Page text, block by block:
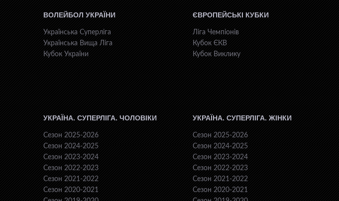
ВОЛЕЙБОЛ УКРАЇНИ
Українська Суперліга
Українська Вища Ліга
Кубок України
ЄВРОПЕЙСЬКІ КУБКИ
Ліга Чемпіонів
Кубок ЄКВ
Кубок Виклику
УКРАЇНА. СУПЕРЛІГА. ЧОЛОВІКИ
Сезон 2025-2026
Сезон 2024-2025
Сезон 2023-2024
Сезон 2022-2023
Сезон 2021-2022
Сезон 2020-2021
УКРАЇНА. СУПЕРЛІГА. ЖІНКИ
Сезон 2025-2026
Сезон 2024-2025
Сезон 2023-2024
Сезон 2022-2023
Сезон 2021-2022
Сезон 2020-2021